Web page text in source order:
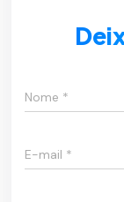
Nome *
E-mail *